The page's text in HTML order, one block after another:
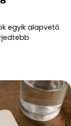
egyik alapvető